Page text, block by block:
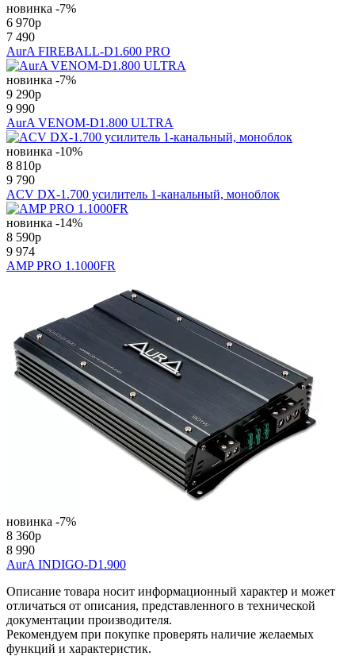
новинка -7%
6 970p
7 490
AurA FIREBALL-D1.600 PRO
новинка -7%
9 290p
9 990
AurA VENOM-D1.800 ULTRA
новинка -10%
8 810p
9 790
ACV DX-1.700 усилитель 1-канальный, моноблок
новинка -14%
8 590p
9 974
AMP PRO 1.1000FR
новинка -7%
8 360p
8 990
AurA INDIGO-D1.900
Описание товара носит информационный характер и может
отличаться от описания, представленного в технической
документации производителя.
Рекомендуем при покупке проверять наличие желаемых
функций и характеристик.